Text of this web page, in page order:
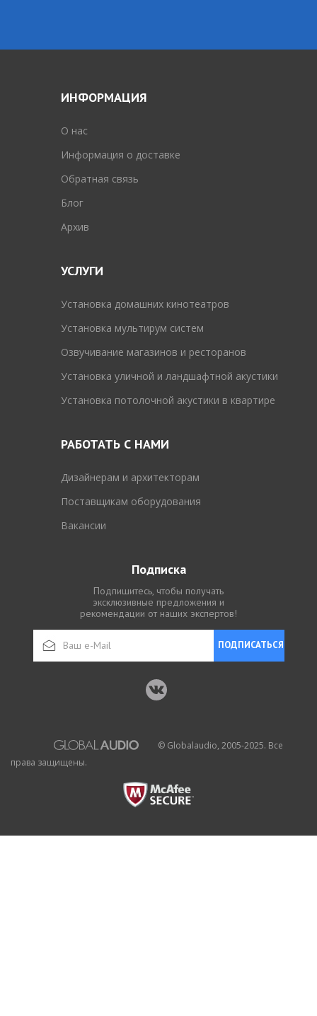
ИНФОРМАЦИЯ
O нас
Информация о доставке
Обратная связь
Блог
Архив
УСЛУГИ
Установка домашних кинотеатров
Установка мультирум систем
Озвучивание магазинов и ресторанов
Установка уличной и ландшафтной акустики
Установка потолочной акустики в квартире
РАБОТАТЬ С НАМИ
Дизайнерам и архитекторам
Поставщикам оборудования
Вакансии
Подписка
Подпишитесь, чтобы получать
эксклюзивные предложения и
рекомендации от наших экспертов!
ПОДПИСАТЬСЯ
© Globalaudio, 2005-2025. Все
права защищены.